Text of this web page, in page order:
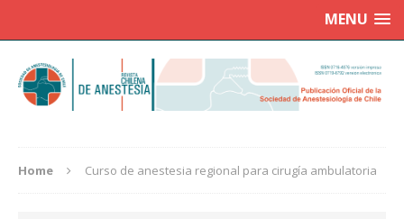
MENU
Home Curso de anestesia regional para cirugía ambulatoria